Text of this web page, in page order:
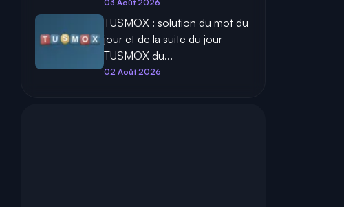
03 Août 2026
TUSMOX : solution du mot du
jour et de la suite du jour
TUSMOX du...
02 Août 2026